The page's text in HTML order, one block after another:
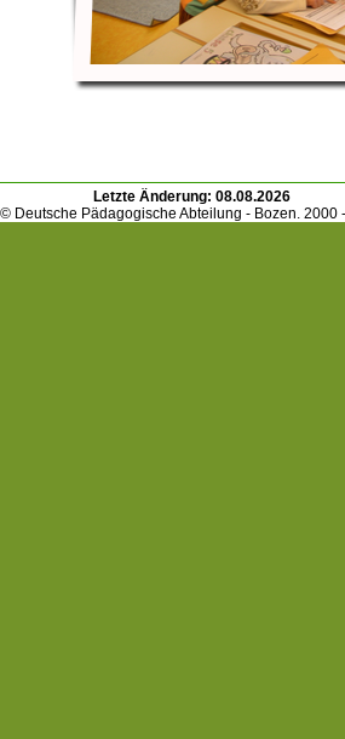
Letzte Änderung: 08.08.2026
© Deutsche Pädagogische Abteilung - Bozen. 2000